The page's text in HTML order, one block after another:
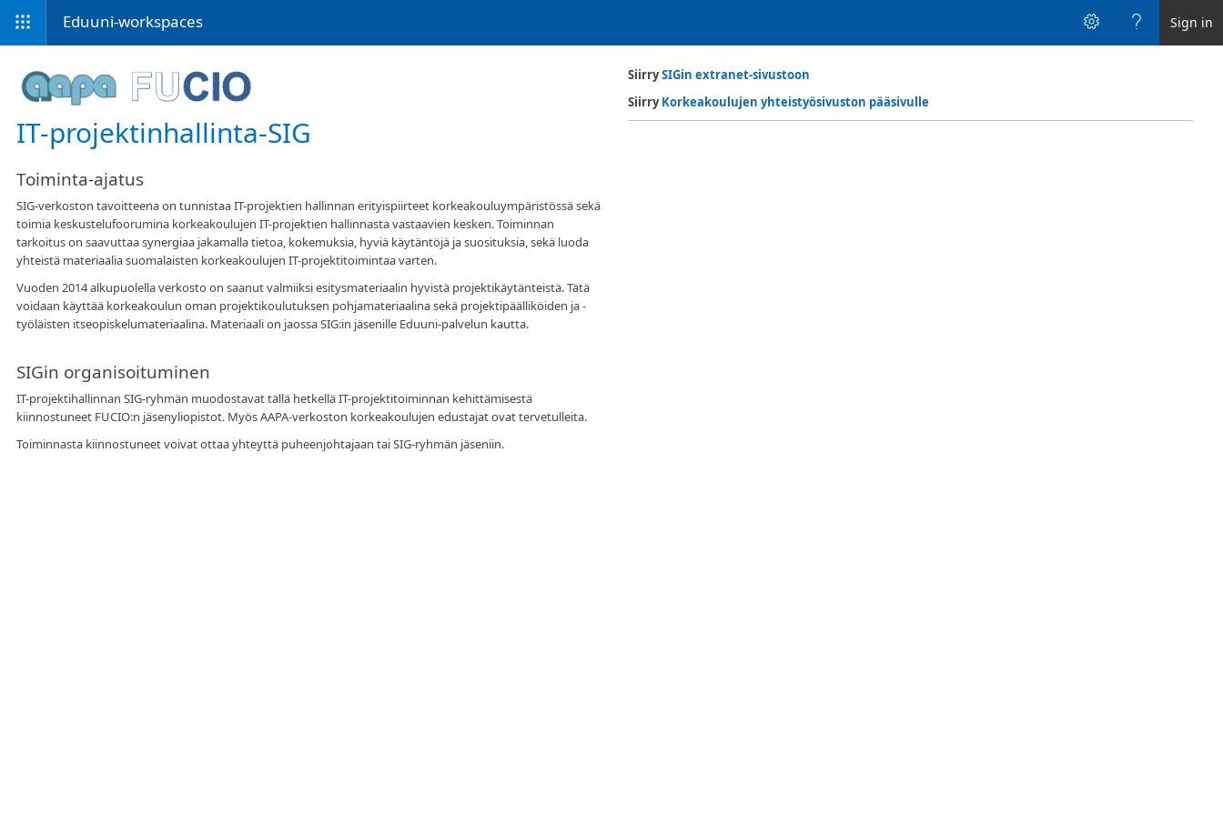
Eduuni-workspaces Sign in
IT-projektinhallinta-SIG
Toiminta-ajatus
SIG-verkoston tavoitteena on tunnistaa IT-projektien hallinnan erityispiirteet korkeakouluympäristössä sekä
toimia keskustelufoorumina korkeakoulujen IT-projektien hallinnasta vastaavien kesken. Toiminnan
tarkoitus on saavuttaa synergiaa jakamalla tietoa, kokemuksia, hyviä käytäntöjä ja suosituksia, sekä luoda
yhteistä materiaalia suomalaisten korkeakoulujen IT-projektitoimintaa varten.
Vuoden 2014 alkupuolella verkosto on saanut valmiiksi esitysmateriaalin hyvistä projektikäytänteistä. Tätä
voidaan käyttää korkeakoulun oman projektikoulutuksen pohjamateriaalina sekä projektipäälliköiden ja -
työläisten itseopiskelumateriaalina. Materiaali on jaossa SIG:in jäsenille Eduuni-palvelun kautta.
SIGin organisoituminen
IT-projektihallinnan SIG-ryhmän muodostavat tällä hetkellä IT-projektitoiminnan kehittämisestä
kiinnostuneet FUCIO:n jäsenyliopistot. Myös AAPA-verkoston korkeakoulujen edustajat ovat tervetulleita.
Toiminnasta kiinnostuneet voivat ottaa yhteyttä puheenjohtajaan tai SIG-ryhmän jäseniin.
SiirrySIGin extranet-sivustoon
SiirryKorkeakoulujen yhteistyösivuston pääsivulle